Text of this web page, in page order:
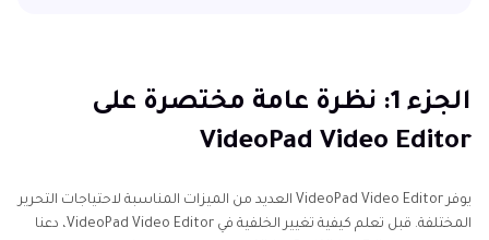
الجزء 2: كيفية تغيير الخلفية في محرر الفيديو VideoPad
الجزء 3: محرر الفيديو البديل VideoPad - HitPaw Edimacor
لخص
الجزء 1: نظرة عامة مختصرة على
VideoPad Video Editor
يوفر VideoPad Video Editor العديد من الميزات المناسبة لاحتياجات التحرير
المختلفة. قبل تعلم كيفية تغيير الخلفية في VideoPad Video Editor، دعنا